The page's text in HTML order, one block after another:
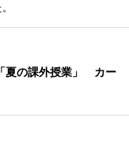
夏の課外授業」 カー